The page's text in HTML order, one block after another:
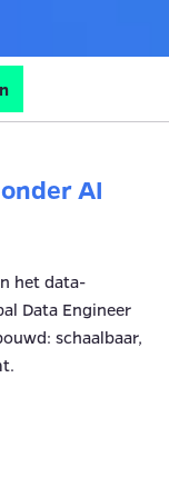
AI
het data-
Data Engineer
schaalbaar,